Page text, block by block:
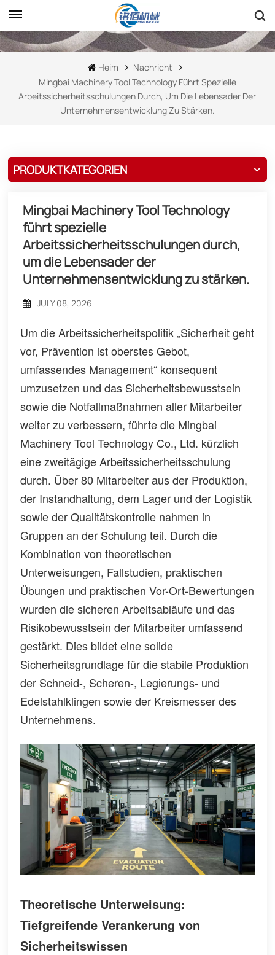
Heim
Nachricht
Mingbai Machinery Tool Technology Führt Spezielle
Arbeitssicherheitsschulungen Durch, Um Die Lebensader Der
Unternehmensentwicklung Zu Stärken.
PRODUKTKATEGORIEN
Mingbai Machinery Tool Technology
führt spezielle
Arbeitssicherheitsschulungen durch,
um die Lebensader der
Unternehmensentwicklung zu stärken.
JULY 08, 2026
Um die Arbeitssicherheitspolitik „Sicherheit geht
vor, Prävention ist oberstes Gebot,
umfassendes Management“ konsequent
umzusetzen und das Sicherheitsbewusstsein
sowie die Notfallmaßnahmen aller Mitarbeiter
weiter zu verbessern, führte die Mingbai
Machinery Tool Technology Co., Ltd. kürzlich
eine zweitägige Arbeitssicherheitsschulung
durch. Über 80 Mitarbeiter aus der Produktion,
der Instandhaltung, dem Lager und der Logistik
sowie der Qualitätskontrolle nahmen in
Gruppen an der Schulung teil. Durch die
Kombination von theoretischen
Unterweisungen, Fallstudien, praktischen
Übungen und praktischen Vor-Ort-Bewertungen
wurden die sicheren Arbeitsabläufe und das
Risikobewusstsein der Mitarbeiter umfassend
gestärkt. Dies bildet eine solide
Sicherheitsgrundlage für die stabile Produktion
der Schneid-, Scheren-, Legierungs- und
Edelstahlklingen sowie der Kreismesser des
Unternehmens.
Theoretische Unterweisung:
Tiefgreifende Verankerung von
Sicherheitswissen